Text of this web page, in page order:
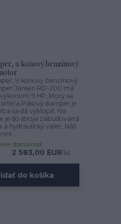
9 koňový benzínový
9 koňový benzínový
Jansen RD-200 má
9 HP, ktorý sa
damper je
sa dá vyklopiť. Na
je do stroja zabudovaná
a hydraulický valec. Náš
2 583,00 EUR/ks
dostupnosť
do košíka